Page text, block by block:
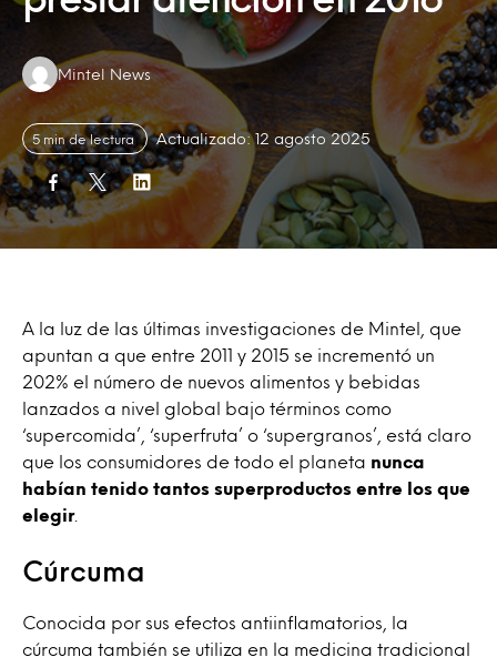
Authors:
Mintel News
5 min de lectura Actualizado: 12 agosto 2025
A la luz de las últimas investigaciones de Mintel, que
apuntan a que entre 2011 y 2015 se incrementó un
202% el número de nuevos alimentos y bebidas
lanzados a nivel global bajo términos como
‘supercomida’, ‘superfruta’ o ‘supergranos’, está claro
que los consumidores de todo el planeta nunca
habían tenido tantos superproductos entre los que
elegir.
Cúrcuma
Conocida por sus efectos antiinflamatorios, la
cúrcuma también se utiliza en la medicina tradicional